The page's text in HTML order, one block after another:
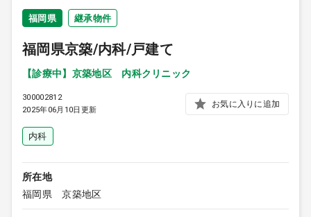
福岡県 継承物件
福岡県京築/内科/戸建て
【診療中】京築地区 内科クリニック
300002812
2025年06月10日更新
お気に入りに追加
内科
所在地
福岡県 京築地区